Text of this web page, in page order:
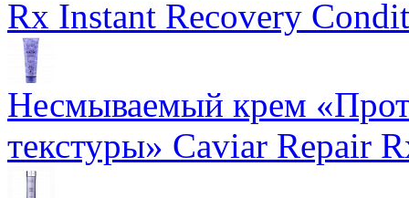
Rx Instant Recovery
Несмываемый крем
текстуры» Caviar Repair